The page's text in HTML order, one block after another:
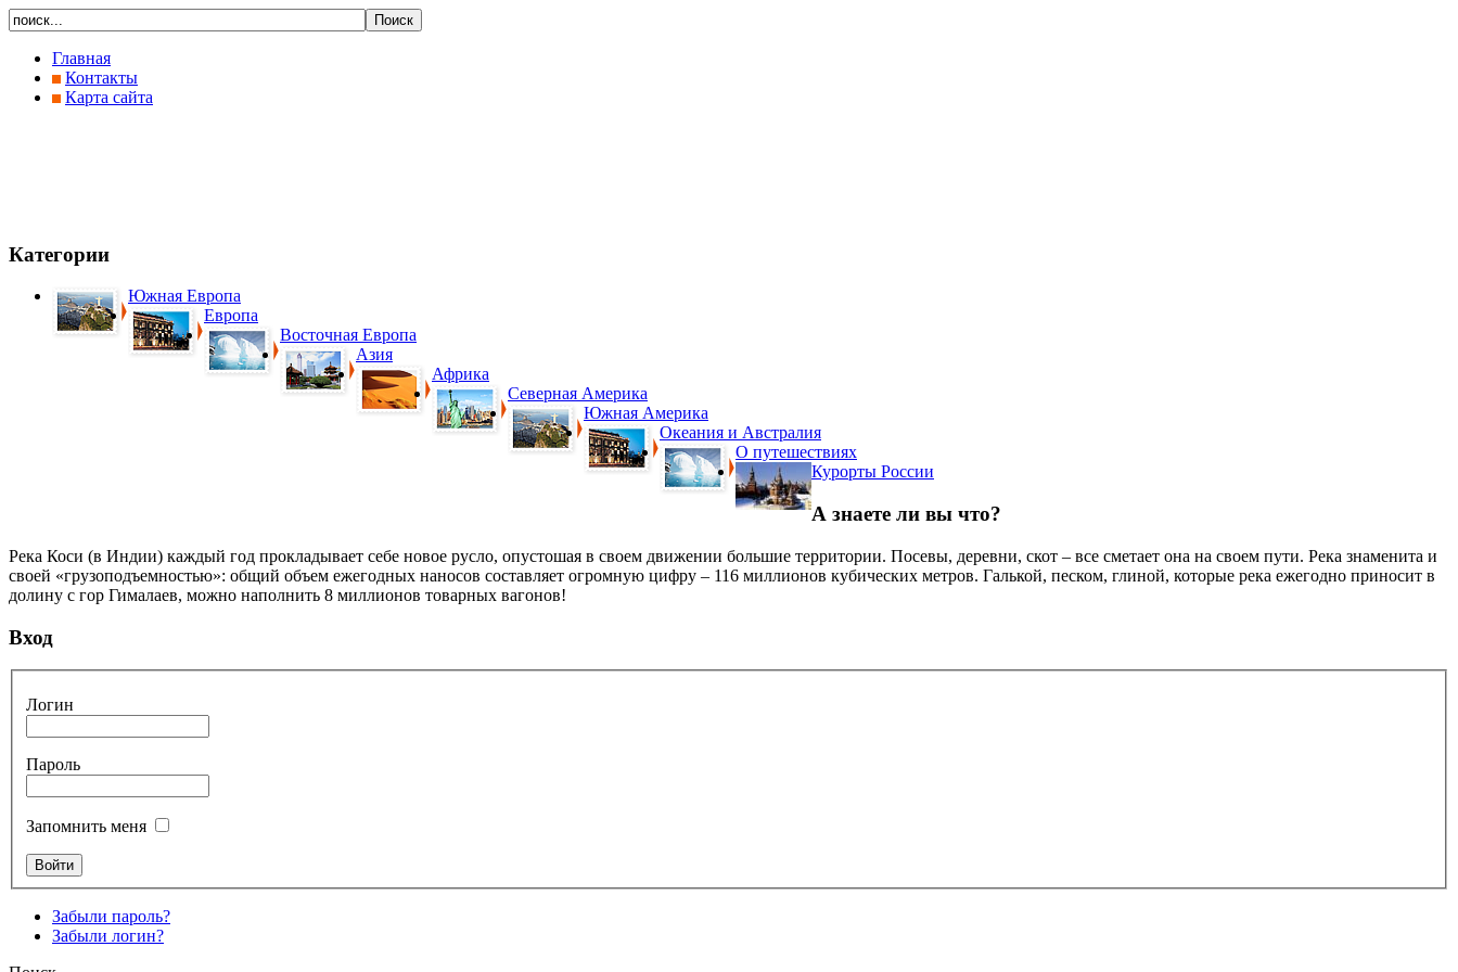
Главная
Контакты
Карта сайта
Категории
Южная Европа
Европа
Восточная Европа
Азия
Африка
Северная Америка
Южная Америка
Океания и Австралия
О путешествиях
Курорты России
А знаете ли вы что?
Река Коси (в Индии) каждый год прокладывает себе новое русло, опустошая в своем движении большие территории. Посевы, деревни, скот – все сметает она на своем пути. Река знаменита и
своей «грузоподъемностью»: общий объем ежегодных наносов составляет огромную цифру – 116 миллионов кубических метров. Галькой, песком, глиной, которые река ежегодно приносит в
долину с гор Гималаев, можно наполнить 8 миллионов товарных вагонов!
Вход
Логин
Пароль
Запомнить меня
Забыли пароль?
Забыли логин?